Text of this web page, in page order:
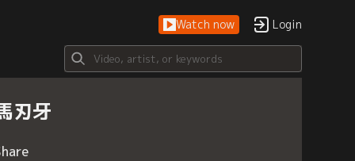
Watch now Login
刃牙